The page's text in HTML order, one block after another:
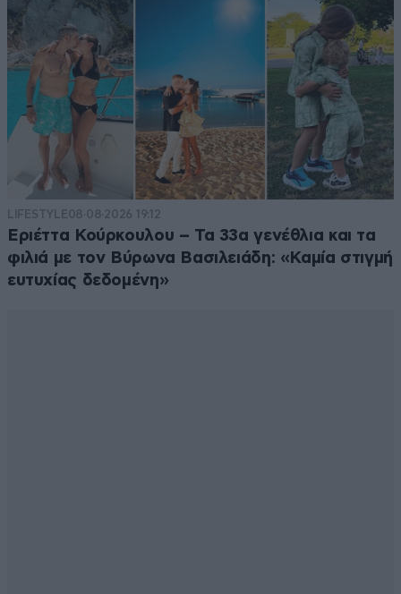
LIFESTYLE08·08·2026 19:12
Εριέττα Κούρκουλου – Τα 33α γενέθλια και τα
φιλιά με τον Βύρωνα Βασιλειάδη: «Καμία στιγμή
ευτυχίας δεδομένη»